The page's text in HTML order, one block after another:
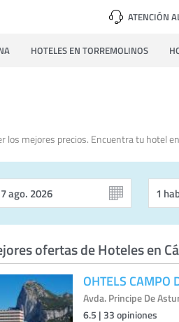
ATENCIÓN
HOTELES EN TORREMOLINOS
mejores precios. Encuentra tu hotel
ofertas de Hoteles en
OHTELS CAMPO
Avda. Principe De
6.5 | 33 opiniones